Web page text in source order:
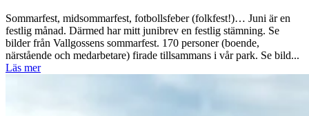
Sommarfest, midsommarfest, fotbollsfeber (folkfest!)… Juni är en
festlig månad. Därmed har mitt junibrev en festlig stämning. Se
bilder från Vallgossens sommarfest. 170 personer (boende,
närstående och medarbetare) firade tillsammans i vår park. Se bild...
Läs mer